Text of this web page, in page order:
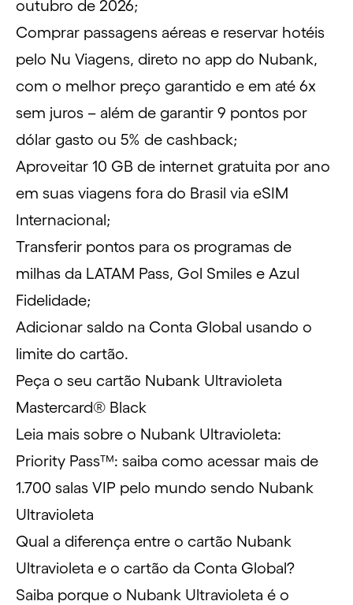
outubro de 2026;
Comprar passagens aéreas e reservar hotéis
pelo Nu Viagens, direto no app do Nubank,
com o melhor preço garantido e em até 6x
sem juros – além de garantir 9 pontos por
dólar gasto ou 5% de cashback;
Aproveitar 10 GB de internet gratuita por ano
em suas viagens fora do Brasil via eSIM
Internacional;
Transferir pontos para os programas de
milhas da LATAM Pass, Gol Smiles e Azul
Fidelidade;
Adicionar saldo na Conta Global usando o
limite do cartão.
Peça o seu cartão Nubank Ultravioleta
Mastercard® Black
Leia mais sobre o Nubank Ultravioleta:
Priority Pass™: saiba como acessar mais de
1.700 salas VIP pelo mundo sendo Nubank
Ultravioleta
Qual a diferença entre o cartão Nubank
Ultravioleta e o cartão da Conta Global?
Saiba porque o Nubank Ultravioleta é o